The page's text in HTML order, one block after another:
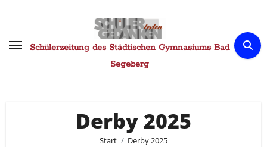
springenSchülerzeitung des Städtischen Gymnasiums Bad
Segeberg
Derby 2025
Start Derby 2025